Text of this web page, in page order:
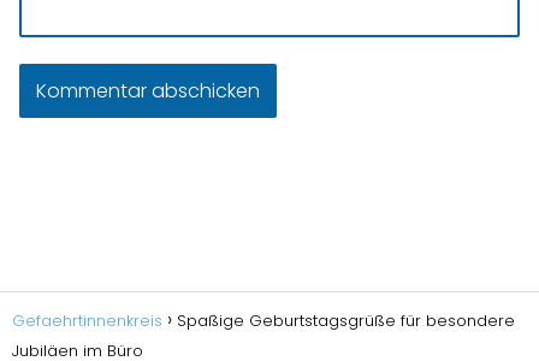
Gefaehrtinnenkreis
Spaßige Geburtstagsgrüße für besondere
Jubiläen im Büro